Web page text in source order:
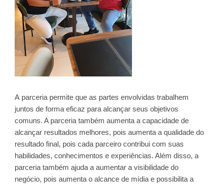
A parceria permite que as partes envolvidas trabalhem
juntos de forma eficaz para alcançar seus objetivos
comuns. A parceria também aumenta a capacidade de
alcançar resultados melhores, pois aumenta a qualidade do
resultado final, pois cada parceiro contribui com suas
habilidades, conhecimentos e experiências. Além disso, a
parceria também ajuda a aumentar a visibilidade do
negócio, pois aumenta o alcance de mídia e possibilita a